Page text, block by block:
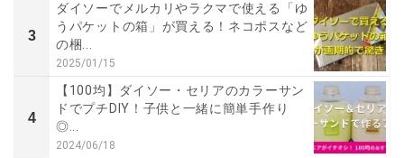
3
ダイソーでメルカリやラクマで使える「ゆ
うパケットの箱」が買える！ネコポスなど
の梱...
2025/01/15
4
【100均】ダイソー・セリアのカラーサン
ドでプチDIY！子供と一緒に簡単手作り
◎...
2024/06/18